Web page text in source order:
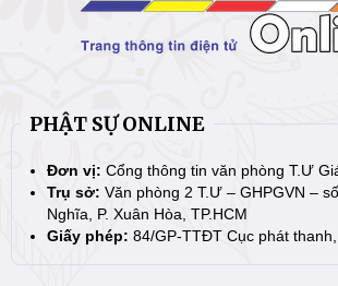
PHẬT SỰ ONLINE
Đơn vị: Cổng thông tin văn phòng T.Ư
Trụ sở: Văn phòng 2 T.Ư – GHPGVN –
Nghĩa, P. Xuân Hòa, TP.HCM
Giấy phép: 84/GP-TTĐT Cục phát